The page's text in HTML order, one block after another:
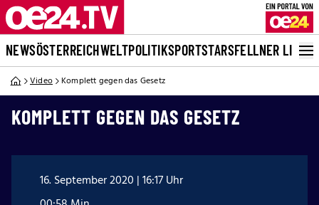
NEWSÖSTERREICHWELTPOLITIKSPORTSTARSFELLNER LIVE
Video Komplett gegen das Gesetz
KOMPLETT GEGEN DAS GESETZ
16. September 2020 | 16:17 Uhr